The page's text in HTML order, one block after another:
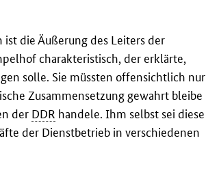
die Äußerung des Leiters der
charakteristisch, der erklärte,
solle. Sie müssten offensichtlich nur
Zusammensetzung gewahrt bleibe
der DDR handele. Ihm selbst sei diese
der Dienstbetrieb in verschiedenen